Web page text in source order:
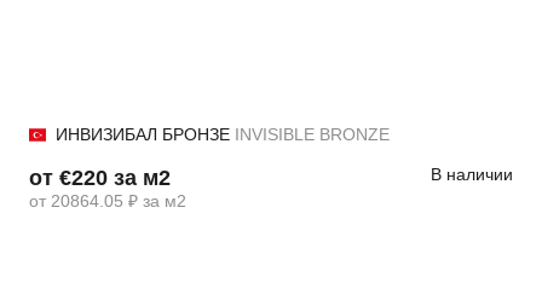
ИНВИЗИБАЛ БРОНЗЕ INVISIBLE BRONZE
от €220 за м2
от 20864.05 ₽ за м2
В наличии